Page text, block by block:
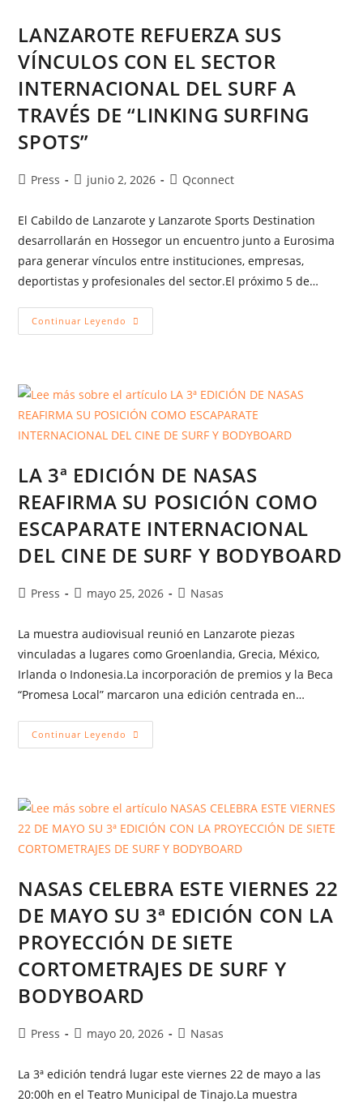
LANZAROTE REFUERZA SUS
VÍNCULOS CON EL SECTOR
INTERNACIONAL DEL SURF A
TRAVÉS DE “LINKING SURFING
SPOTS”
Press junio 2, 2026 Qconnect
El Cabildo de Lanzarote y Lanzarote Sports Destination
desarrollarán en Hossegor un encuentro junto a Eurosima
para generar vínculos entre instituciones, empresas,
deportistas y profesionales del sector.El próximo 5 de…
Continuar Leyendo
LA 3ª EDICIÓN DE NASAS
REAFIRMA SU POSICIÓN COMO
ESCAPARATE INTERNACIONAL
DEL CINE DE SURF Y BODYBOARD
Press mayo 25, 2026 Nasas
La muestra audiovisual reunió en Lanzarote piezas
vinculadas a lugares como Groenlandia, Grecia, México,
Irlanda o Indonesia.La incorporación de premios y la Beca
“Promesa Local” marcaron una edición centrada en…
Continuar Leyendo
NASAS CELEBRA ESTE VIERNES 22
DE MAYO SU 3ª EDICIÓN CON LA
PROYECCIÓN DE SIETE
CORTOMETRAJES DE SURF Y
BODYBOARD
Press mayo 20, 2026 Nasas
La 3ª edición tendrá lugar este viernes 22 de mayo a las
20:00h en el Teatro Municipal de Tinajo.La muestra